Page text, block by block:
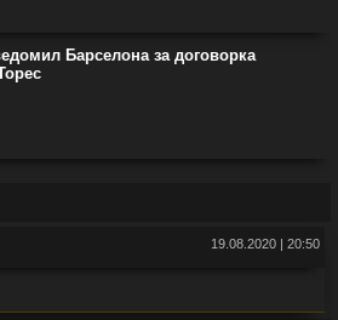
Барселона за договорка
19.08.2020 | 20:50
Белингам ще спечели Златната топка